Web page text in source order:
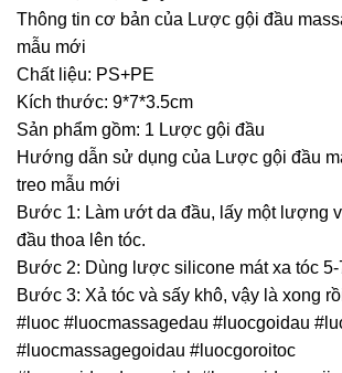
Thông tin cơ bản của Lược gội đầu
mẫu mới
Chất liệu: PS+PE
Kích thước: 9*7*3.5cm
Sản phẩm gồm: 1 Lược gội đầu
Hướng dẫn sử dụng của Lược gội đầu
treo mẫu mới
Bước 1: Làm ướt da đầu, lấy một lượng
đầu thoa lên tóc.
Bước 2: Dùng lược silicone mát xa tóc 5-
Bước 3: Xả tóc và sấy khô, vậy là xong
#luoc #luocmassagedau #luocgoidau
#luocmassagegoidau #luocgoroitoc